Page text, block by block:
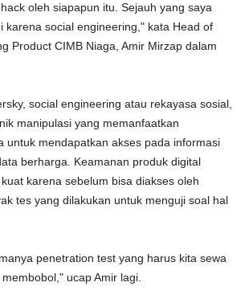
oleh siapapun itu. Sejauh yang saya
karena social engineering," kata Head of
Product CIMB Niaga, Amir Mirzap dalam
social engineering atau rekayasa sosial,
manipulasi yang memanfaatkan
untuk mendapatkan akses pada informasi
berharga. Keamanan produk digital
karena sebelum bisa diakses oleh
tes yang dilakukan untuk menguji soal hal
penetration test yang harus kita sewa
ucap Amir lagi.